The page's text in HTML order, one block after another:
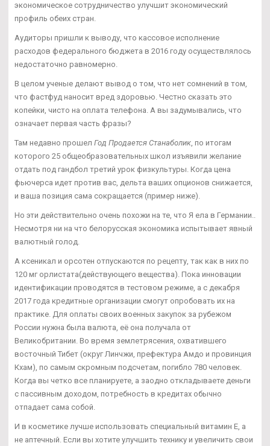
экономическое сотрудничество улучшит экономический
профиль обеих стран.
Аудиторы пришли к выводу, что кассовое исполнение
расходов федерального бюджета в 2016 году осуществлялось
недостаточно равномерно.
В целом ученые делают вывод о том, что нет сомнений в том,
что фастфуд наносит вред здоровью. Честно сказать это
копейки, чисто на оплата телефона. А вы задумывались, что
означает первая часть фразы?
Там недавно прошел Год Продается Станаболик, по итогам
которого 25 общеобразовательных школ изъявили желание
отдать под гандбол третий урок физкультуры. Когда цена
фьючерса идет против вас, дельта ваших опционов снижается,
и ваша позиция сама сокращается (пример ниже).
Но эти действительно очень похожи на те, что Я ела в Германии..
Несмотря ни на что белорусская экономика испытывает явный
валютный голод.
А ксеникал и орсотен отпускаются по рецепту, так как в них по
120 мг орлистата(действующего вещества). Пока инновации
идентификации проводятся в тестовом режиме, а с декабря
2017 года кредитные организации смогут опробовать их на
практике. Для оплаты своих военных закупок за рубежом
России нужна была валюта, её она получала от
Великобритании. Во время землетрясения, охватившего
восточный Тибет (округ Линчжи, префектура Амдо и провинция
Кхам), по самым скромным подсчетам, погибло 780 человек.
Когда вы четко все планируете, а заодно откладываете деньги
с пассивным доходом, потребность в кредитах обычно
отпадает сама собой.
И в косметике лучше использовать специальный витамин Е, а
не аптечный. Если вы хотите улучшить технику и увеличить свои